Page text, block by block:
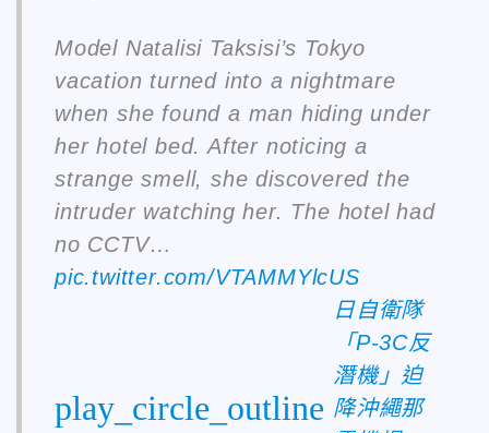
Model Natalisi Taksisi’s Tokyo
vacation turned into a nightmare
when she found a man hiding under
her hotel bed. After noticing a
strange smell, she discovered the
intruder watching her. The hotel had
no CCTV…
pic.twitter.com/VTAMMYlcUS
play_circle_outline
日自衛隊
「P-3C反
潛機」迫
降沖繩那